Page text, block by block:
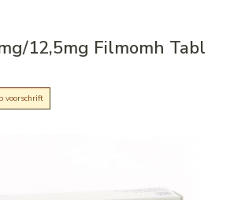
12,5mg Filmomh Tabl
voorschrift